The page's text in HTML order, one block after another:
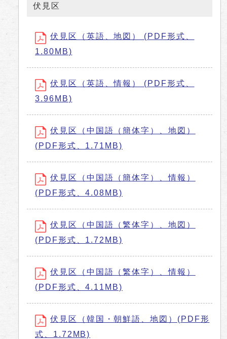
伏見区
伏見区（英語、地図） (PDF形式、
1.80MB)
伏見区（英語、情報） (PDF形式、
3.96MB)
伏見区（中国語（簡体字）、地図）
(PDF形式、1.71MB)
伏見区（中国語（簡体字）、情報）
(PDF形式、4.08MB)
伏見区（中国語（繁体字）、地図）
(PDF形式、1.72MB)
伏見区（中国語（繁体字）、情報）
(PDF形式、4.11MB)
伏見区（韓国・朝鮮語、地図）(PDF形
式、1.72MB)